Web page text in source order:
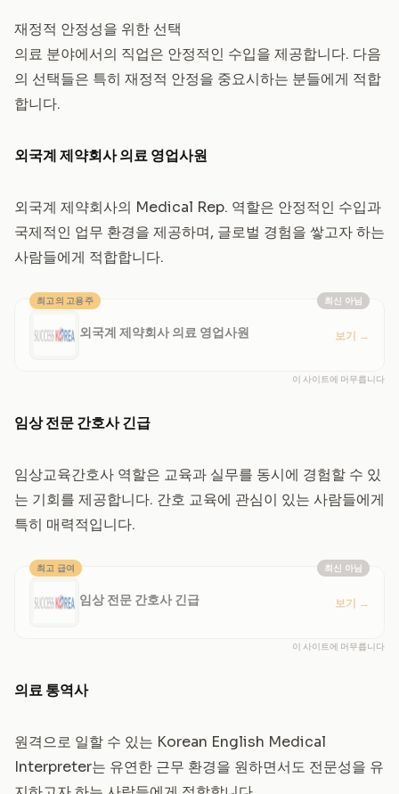
재정적 안정성을 위한 선택
의료 분야에서의 직업은 안정적인 수입을 제공합니다. 다음
의 선택들은 특히 재정적 안정을 중요시하는 분들에게 적합
합니다.
외국계 제약회사 의료 영업사원
외국계 제약회사의 Medical Rep. 역할은 안정적인 수입과
국제적인 업무 환경을 제공하며, 글로벌 경험을 쌓고자 하는
사람들에게 적합합니다.
최신 아님
최고의 고용주
외국계 제약회사 의료 영업사원 보기 →
이 사이트에 머무릅니다
임상 전문 간호사 긴급
임상교육간호사 역할은 교육과 실무를 동시에 경험할 수 있
는 기회를 제공합니다. 간호 교육에 관심이 있는 사람들에게
특히 매력적입니다.
최신 아님
최고 급여
임상 전문 간호사 긴급 보기 →
이 사이트에 머무릅니다
의료 통역사
원격으로 일할 수 있는 Korean English Medical
Interpreter는 유연한 근무 환경을 원하면서도 전문성을 유